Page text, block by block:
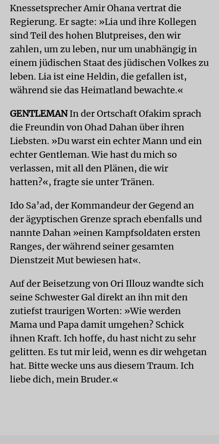
Knessetsprecher Amir Ohana vertrat die
Regierung. Er sagte: »Lia und ihre Kollegen
sind Teil des hohen Blutpreises, den wir
zahlen, um zu leben, nur um unabhängig in
einem jüdischen Staat des jüdischen Volkes zu
leben. Lia ist eine Heldin, die gefallen ist,
während sie das Heimatland bewachte.«
GENTLEMANIn der Ortschaft Ofakim sprach
die Freundin von Ohad Dahan über ihren
Liebsten. »Du warst ein echter Mann und ein
echter Gentleman. Wie hast du mich so
verlassen, mit all den Plänen, die wir
hatten?«, fragte sie unter Tränen.
Ido Sa’ad, der Kommandeur der Gegend an
der ägyptischen Grenze sprach ebenfalls und
nannte Dahan »einen Kampfsoldaten ersten
Ranges, der während seiner gesamten
Dienstzeit Mut bewiesen hat«.
Auf der Beisetzung von Ori Illouz wandte sich
seine Schwester Gal direkt an ihn mit den
zutiefst traurigen Worten: »Wie werden
Mama und Papa damit umgehen? Schick
ihnen Kraft. Ich hoffe, du hast nicht zu sehr
gelitten. Es tut mir leid, wenn es dir wehgetan
hat. Bitte wecke uns aus diesem Traum. Ich
liebe dich, mein Bruder.«